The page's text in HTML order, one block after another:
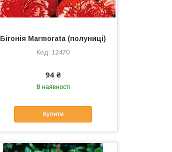
Бігонія Marmorata (полуниці)
12470
94 ₴
В наявності
Купити